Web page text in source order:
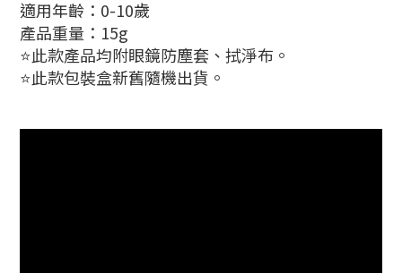
適用年齡：0-10歲
產品重量：15g
⭐此款產品均附眼鏡防塵套、拭淨布。
⭐此款包裝盒新舊隨機出貨。